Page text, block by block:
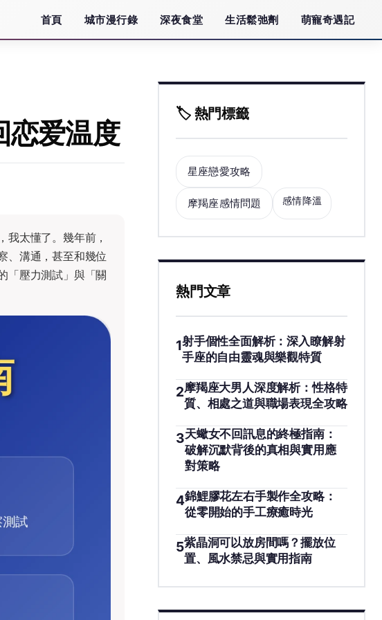
首頁 城市漫行錄 深夜食堂 生活鬆弛劑 萌寵奇遇記
恋爱温度
太懂了。幾年前，
、溝通，甚至和幾位
「壓力測試」與「關
🏷️ 熱門標籤
星座戀愛攻略
摩羯座感情問題 感情降溫
熱門文章
1射手個性全面解析：深入瞭解射
手座的自由靈魂與樂觀特質
2摩羯座大男人深度解析：性格特
質、相處之道與職場表現全攻略
3天蠍女不回訊息的終極指南：
破解沉默背後的真相與實用應
對策略
4錦鯉膠花左右手製作全攻略：
從零開始的手工療癒時光
5紫晶洞可以放房間嗎？擺放位
置、風水禁忌與實用指南